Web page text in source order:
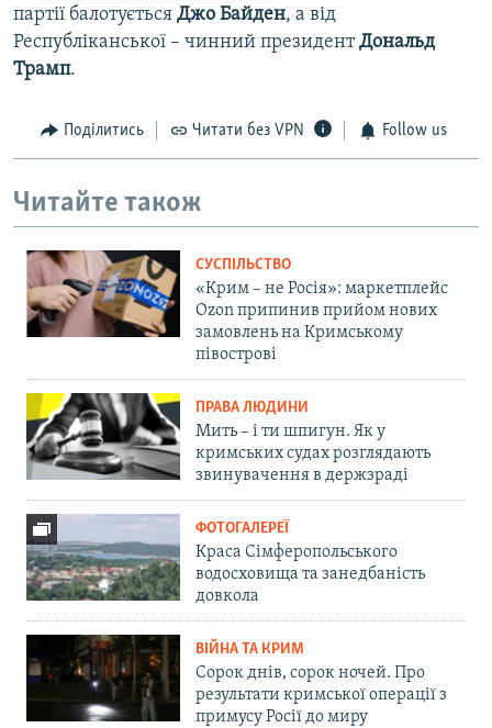
партії балотується Джо Байден, а від
Республіканської – чинний президентДональд
Трамп.
Поділитись Читати без VPN Follow us
Читайте також
СУСПІЛЬСТВО
«Крим – не Росія»: маркетплейс
Ozon припинив прийом нових
замовлень на Кримському
півострові
ПРАВА ЛЮДИНИ
Мить – і ти шпигун. Як у
кримських судах розглядають
звинувачення в держзраді
ФОТОГАЛЕРЕЇ
Краса Сімферопольського
водосховища та занедбаність
довкола
ВІЙНА ТА КРИМ
Сорок днів, сорок ночей. Про
результати кримської операції з
примусу Росії до миру